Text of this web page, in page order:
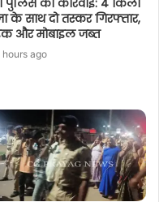
पुलिस की कार्रवाई: 4 किलो
के साथ दो तस्कर गिरफ्तार,
और मोबाइल जब्त
hours ago